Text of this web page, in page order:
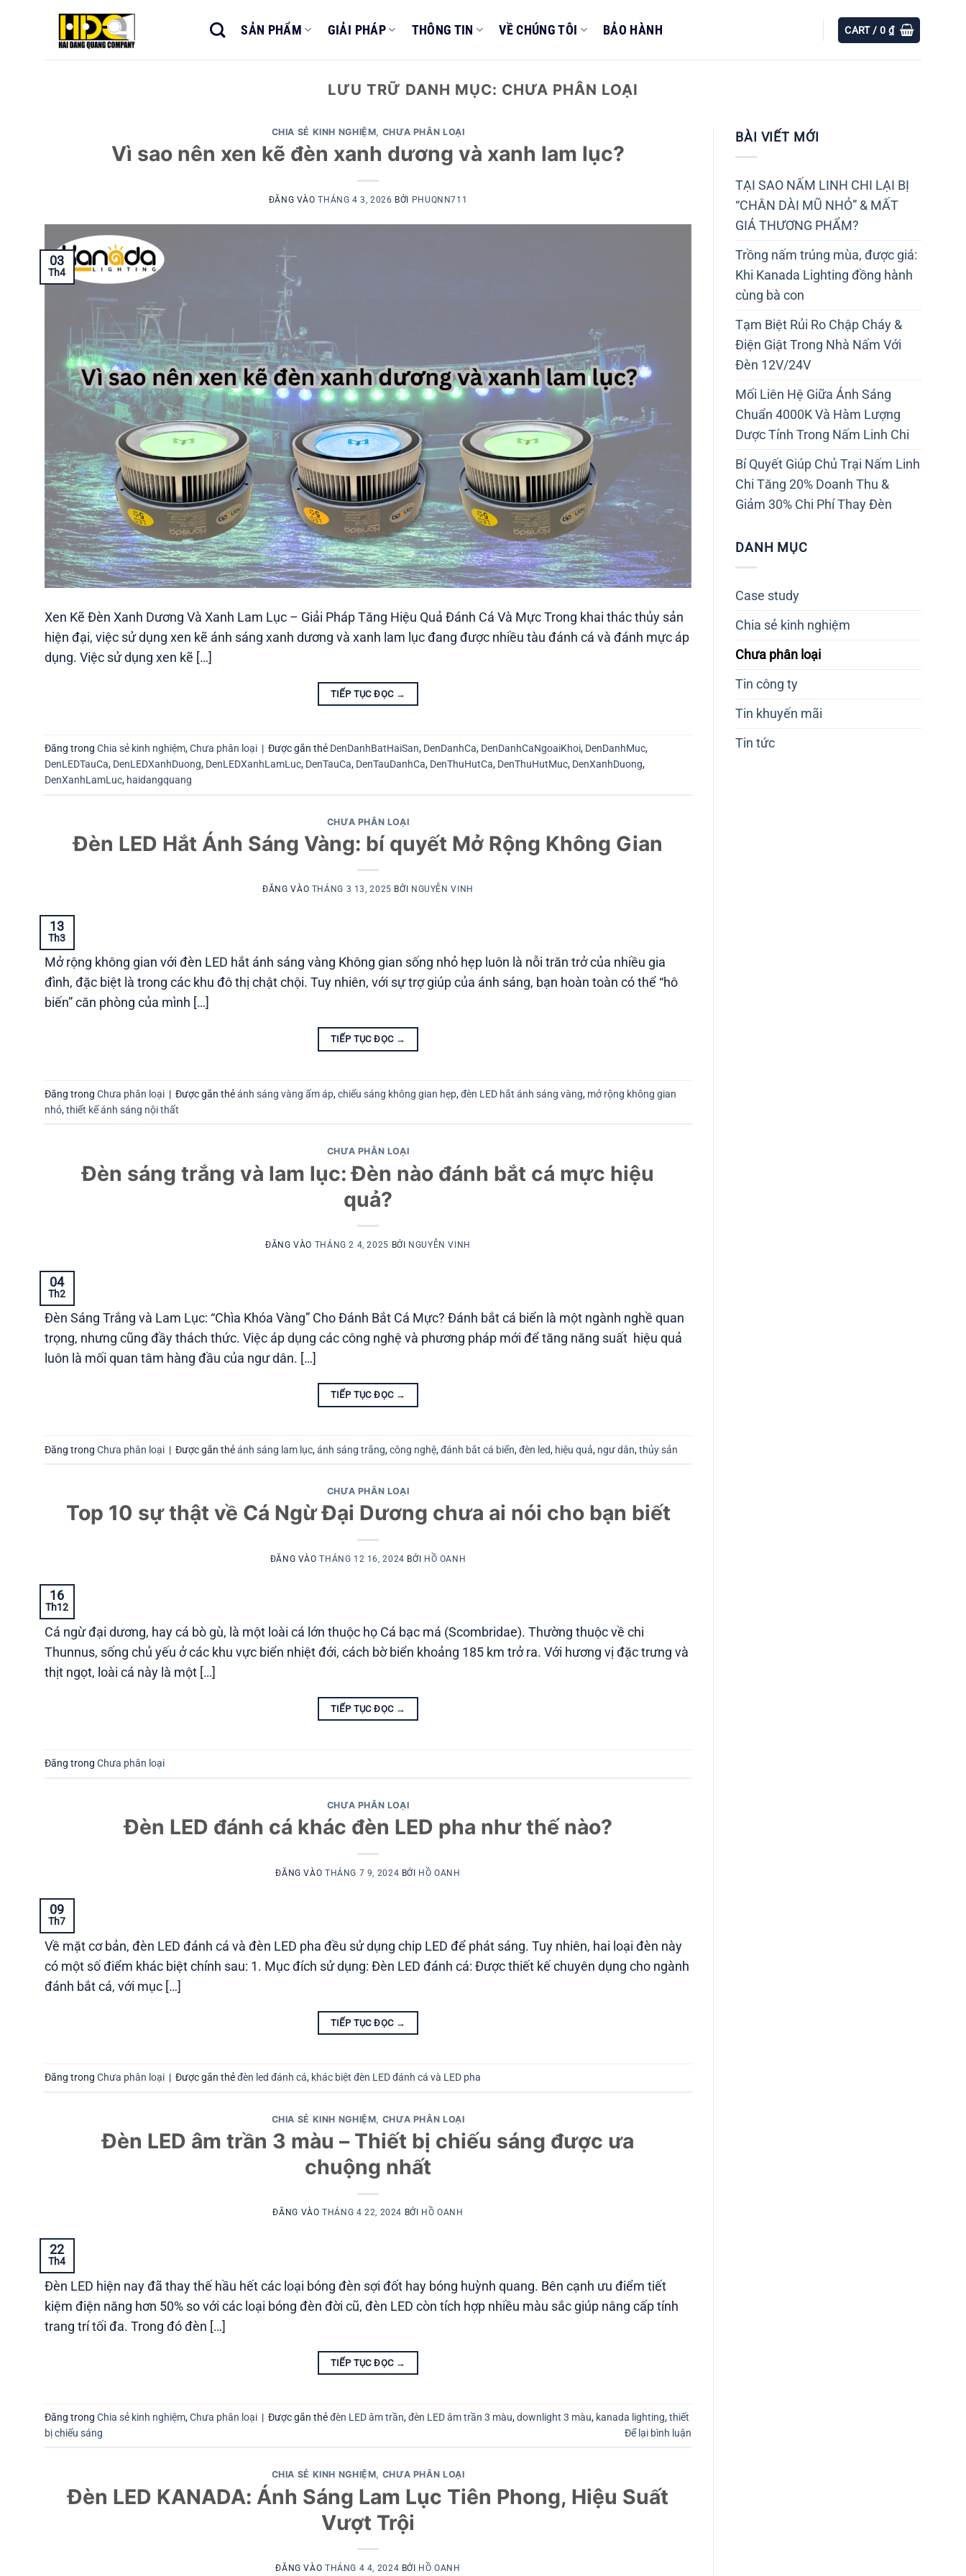
SẢN PHẨM GIẢI PHÁP THÔNG TIN VỀ CHÚNG TÔI BẢO HÀNH CART /0 ₫
LƯU TRỮ DANH MỤC: CHƯA PHÂN LOẠI
CHIA SẺ KINH NGHIỆM, CHƯA PHÂN LOẠI
Vì sao nên xen kẽ đèn xanh dương và xanh lam lục?
ĐĂNG VÀOTHÁNG 4 3, 2026 BỞI PHUQNN711
03
Th4
Xen Kẽ Đèn Xanh Dương Và Xanh Lam Lục – Giải Pháp Tăng Hiệu Quả Đánh Cá Và Mực Trong khai thác thủy sản
hiện đại, việc sử dụng xen kẽ ánh sáng xanh dương và xanh lam lục đang được nhiều tàu đánh cá và đánh mực áp
dụng. Việc sử dụng xen kẽ […]
TIẾP TỤC ĐỌC →
Đăng trong Chia sẻ kinh nghiệm,Chưa phân loại | Được gắn thẻ DenDanhBatHaiSan, DenDanhCa, DenDanhCaNgoaiKhoi, DenDanhMuc,
DenLEDTauCa, DenLEDXanhDuong, DenLEDXanhLamLuc, DenTauCa, DenTauDanhCa, DenThuHutCa, DenThuHutMuc, DenXanhDuong,
DenXanhLamLuc, haidangquang
CHƯA PHÂN LOẠI
Đèn LED Hắt Ánh Sáng Vàng: bí quyết Mở Rộng Không Gian
ĐĂNG VÀO THÁNG 3 13, 2025 BỞI NGUYỄN VINH
13
Th3
Mở rộng không gian với đèn LED hắt ánh sáng vàng Không gian sống nhỏ hẹp luôn là nỗi trăn trở của nhiều gia
đình, đặc biệt là trong các khu đô thị chật chội. Tuy nhiên, với sự trợ giúp của ánh sáng, bạn hoàn toàn có thể “hô
biến” căn phòng của mình […]
TIẾP TỤC ĐỌC →
Đăng trong Chưa phân loại | Được gắn thẻánh sáng vàng ấm áp,chiếu sáng không gian hẹp,đèn LED hắt ánh sáng vàng, mở rộng không gian
nhỏ,thiết kế ánh sáng nội thất
CHƯA PHÂN LOẠI
Đèn sáng trắng và lam lục: Đèn nào đánh bắt cá mực hiệu
quả?
ĐĂNG VÀO THÁNG 2 4, 2025 BỞI NGUYỄN VINH
04
Th2
Đèn Sáng Trắng và Lam Lục: “Chìa Khóa Vàng” Cho Đánh Bắt Cá Mực? Đánh bắt cá biển là một ngành nghề quan
trọng, nhưng cũng đầy thách thức. Việc áp dụng các công nghệ và phương pháp mới để tăng năng suất hiệu quả
luôn là mối quan tâm hàng đầu của ngư dân. […]
TIẾP TỤC ĐỌC →
Đăng trong Chưa phân loại | Được gắn thẻánh sáng lam lục,ánh sáng trắng,công nghệ,đánh bắt cá biển,đèn led, hiệu quả, ngư dân,thủy sản
CHƯA PHÂN LOẠI
Top 10 sự thật về Cá Ngừ Đại Dương chưa ai nói cho bạn biết
ĐĂNG VÀOTHÁNG 12 16, 2024 BỞI HỒ OANH
16
Th12
Cá ngừ đại dương, hay cá bò gù, là một loài cá lớn thuộc họ Cá bạc má (Scombridae). Thường thuộc về chi
Thunnus, sống chủ yếu ở các khu vực biển nhiệt đới, cách bờ biển khoảng 185 km trở ra. Với hương vị đặc trưng và
thịt ngọt, loài cá này là một […]
TIẾP TỤC ĐỌC →
Đăng trong Chưa phân loại
CHƯA PHÂN LOẠI
Đèn LED đánh cá khác đèn LED pha như thế nào?
ĐĂNG VÀO THÁNG 7 9, 2024 BỞI HỒ OANH
09
Th7
Về mặt cơ bản, đèn LED đánh cá và đèn LED pha đều sử dụng chip LED để phát sáng. Tuy nhiên, hai loại đèn này
có một số điểm khác biệt chính sau: 1. Mục đích sử dụng: Đèn LED đánh cá: Được thiết kế chuyên dụng cho ngành
đánh bắt cá, với mục […]
TIẾP TỤC ĐỌC →
Đăng trong Chưa phân loại | Được gắn thẻđèn led đánh cá, khác biệt đèn LED đánh cá và LED pha
CHIA SẺ KINH NGHIỆM, CHƯA PHÂN LOẠI
Đèn LED âm trần 3 màu – Thiết bị chiếu sáng được ưa
chuộng nhất
ĐĂNG VÀOTHÁNG 4 22, 2024 BỞI HỒ OANH
22
Th4
Đèn LED hiện nay đã thay thế hầu hết các loại bóng đèn sợi đốt hay bóng huỳnh quang. Bên cạnh ưu điểm tiết
kiệm điện năng hơn 50% so với các loại bóng đèn đời cũ, đèn LED còn tích hợp nhiều màu sắc giúp nâng cấp tính
trang trí tối đa. Trong đó đèn […]
TIẾP TỤC ĐỌC →
Đăng trong Chia sẻ kinh nghiệm,Chưa phân loại | Được gắn thẻđèn LED âm trần,đèn LED âm trần 3 màu,downlight 3 màu, kanada lighting,thiết
bị chiếu sáng
Để lại bình luận
CHIA SẺ KINH NGHIỆM, CHƯA PHÂN LOẠI
Đèn LED KANADA: Ánh Sáng Lam Lục Tiên Phong, Hiệu Suất
Vượt Trội
ĐĂNG VÀO THÁNG 4 4, 2024 BỞI HỒ OANH
BÀI VIẾT MỚI
TẠI SAO NẤM LINH CHI LẠI BỊ
“CHÂN DÀI MŨ NHỎ” & MẤT
GIÁ THƯƠNG PHẨM?
Trồng nấm trúng mùa, được giá:
Khi Kanada Lighting đồng hành
cùng bà con
Tạm Biệt Rủi Ro Chập Cháy &
Điện Giật Trong Nhà Nấm Với
Đèn 12V/24V
Mối Liên Hệ Giữa Ánh Sáng
Chuẩn 4000K Và Hàm Lượng
Dược Tính Trong Nấm Linh Chi
Bí Quyết Giúp Chủ Trại Nấm Linh
Chi Tăng 20% Doanh Thu &
Giảm 30% Chi Phí Thay Đèn
DANH MỤC
Case study
Chia sẻ kinh nghiệm
Chưa phân loại
Tin công ty
Tin khuyến mãi
Tin tức